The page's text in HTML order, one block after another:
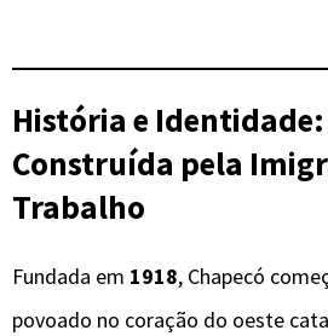
História e
Construída pela
Trabalho
Fundada em 1918, Chapecó
povoado no coração do oeste